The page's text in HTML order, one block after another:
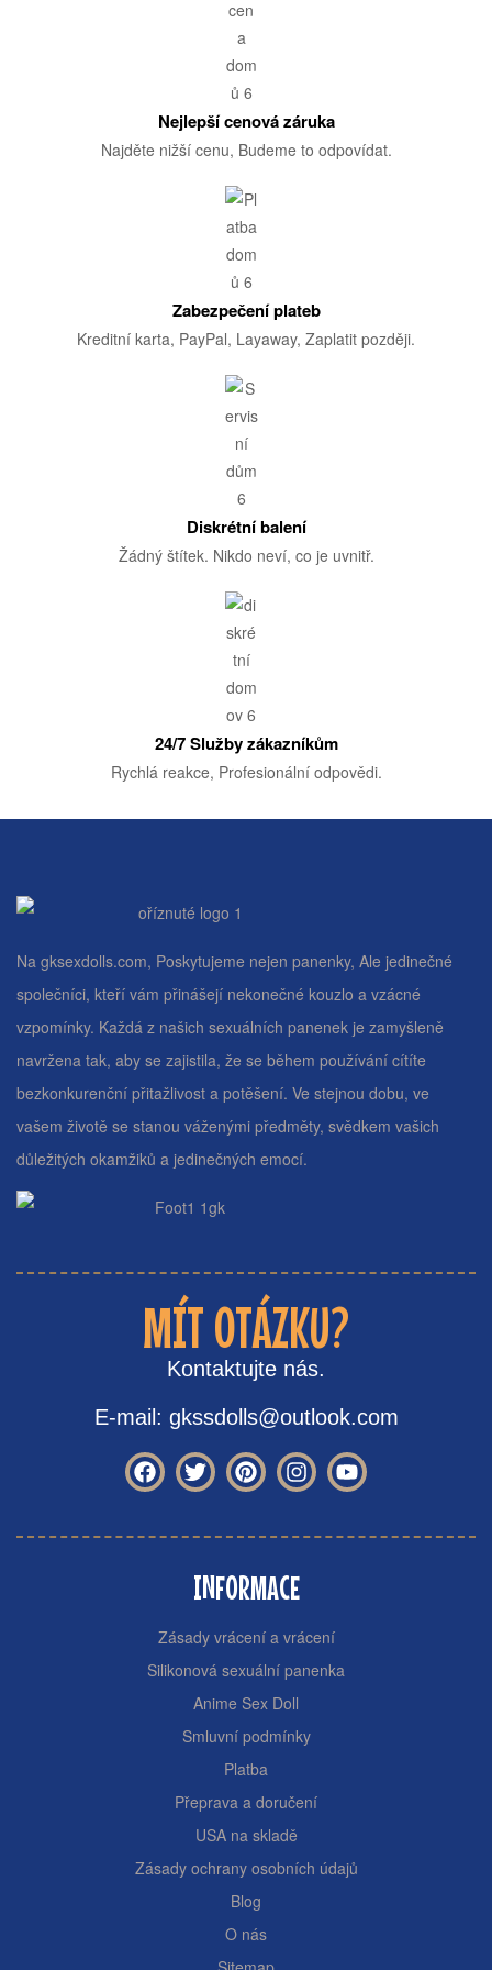
Nejlepší cenová záruka
Najděte nižší cenu, Budeme to odpovídat.
Zabezpečení plateb
Kreditní karta, PayPal, Layaway, Zaplatit později.
Diskrétní balení
Žádný štítek. Nikdo neví, co je uvnitř.
24/7 Služby zákazníkům
Rychlá reakce, Profesionální odpovědi.
Na gksexdolls.com, Poskytujeme nejen panenky, Ale jedinečné
společníci, kteří vám přinášejí nekonečné kouzlo a vzácné
vzpomínky. Každá z našich sexuálních panenek je zamyšleně
navržena tak, aby se zajistila, že se během používání cítíte
bezkonkurenční přitažlivost a potěšení. Ve stejnou dobu, ve
vašem životě se stanou váženými předměty, svědkem vašich
důležitých okamžiků a jedinečných emocí.
MÍT OTÁZKU?
Kontaktujte nás.
E-mail: gkssdolls@outlook.com
INFORMACE
Zásady vrácení a vrácení
Silikonová sexuální panenka
Anime Sex Doll
Smluvní podmínky
Platba
Přeprava a doručení
USA na skladě
Zásady ochrany osobních údajů
Blog
O nás